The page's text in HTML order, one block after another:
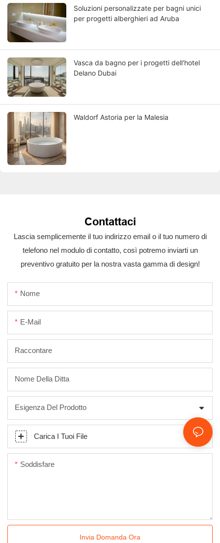
bagno di lusso in materiale composito a
cura di KKR
Soluzioni personalizzate per bagni unici
per progetti alberghieri ad Aruba
Vasca da bagno per i progetti dell'hotel
Delano Dubai
Waldorf Astoria per la Malesia
Contattaci
Lascia semplicemente il tuo indirizzo email o il tuo numero di
telefono nel modulo di contatto, così potremo inviarti un
preventivo gratuito per la nostra vasta gamma di design!
Nome
E-Mail
Raccontare
Nome Della Ditta
Esigenza Del Prodotto
Carica I Tuoi File
Soddisfare
Invia Domanda Ora